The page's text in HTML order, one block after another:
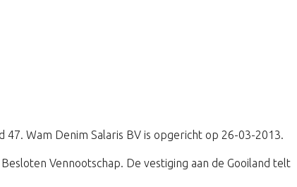
47. Wam Denim Salaris BV is opgericht op 26-03-2013.
Vennootschap. De vestiging aan de Gooiland telt